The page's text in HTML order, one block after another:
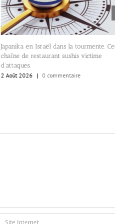
Japanika en Israël dans la tourmente.
chaîne de restaurant sushis victime
d’attaques.
2 Août 2026 | 0 commentaire